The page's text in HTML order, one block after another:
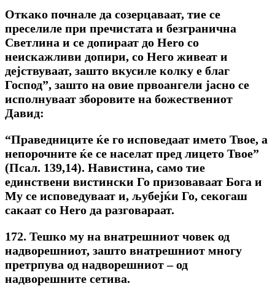
Откако почнале да созерцаваат, тие се
преселиле при пречистата и безгранична
Светлина и се допираат до Hero co
неискажливи допири, co Heго живеат и
дејствуваат, зашто вкусиле колку е благ
Господ”, зашто на овие првоангели јасно се
исполнуваат зборовите на божествениот
Давид:
“Праведниците ќе го исповедаат името Твое, a
непорочните ќе се населат пред лицето Твое”
(Псал. 139,14). Навистина, само тие
единствени вистински Го призоваваат Бога и
My ce исповедуваат и, љубејќи Го, секогаш
сакаат co Hero да разговараат.
172. Тешко му на внатрешниот човек од
надворешниот, зашто внатрешниот многу
претрпува од надворешниот – од
надворешните сетива.